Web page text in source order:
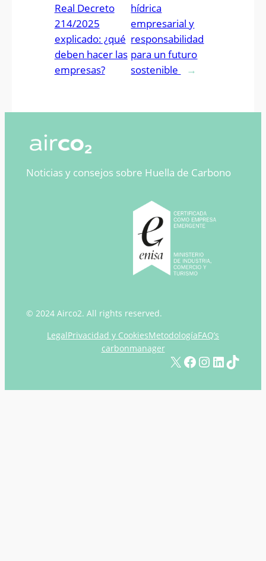
Real Decreto
214/2025
explicado: ¿qué
deben hacer las
empresas?
hídrica
empresarial y
responsabilidad
para un futuro
sostenible
→
Noticias y consejos sobre Huella de Carbono
© 2024 Airco2. All rights reserved.
LegalPrivacidad y CookiesMetodologíaFAQ’s
carbonmanager
X Facebook InstagramLinkedIn TikTok